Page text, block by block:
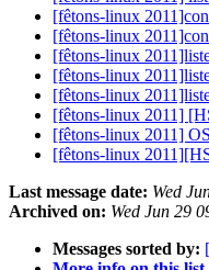
[fêtons-linux
[fêtons-linux
[fêtons-linux
[fêtons-linux
[fêtons-linux
[fêtons-linux 2011]
[fêtons-linux 2011]
[fêtons-linux
Last message date: Wed
Archived on: Wed Jun 29
Messages sorted by: